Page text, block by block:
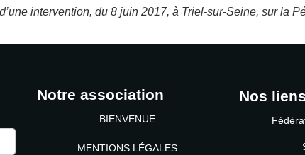
intervention, du 8 juin 2017, à Triel-sur-Seine, sur la
Notre association
BIENVENUE
MENTIONS LÉGALES
Nos